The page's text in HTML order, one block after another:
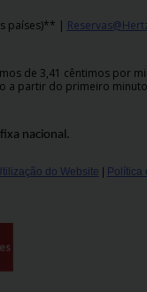
países)** |
de 3,41 cêntimos por
partir do primeiro minuto
nacional.
do Website Política